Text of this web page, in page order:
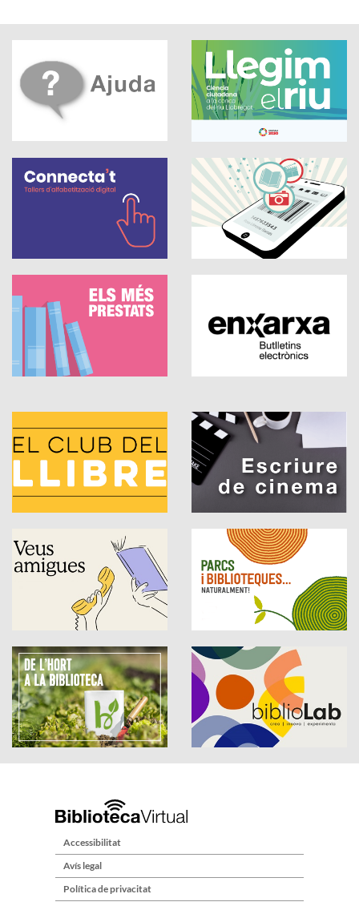
Accessibilitat
Avís legal
Política de privacitat